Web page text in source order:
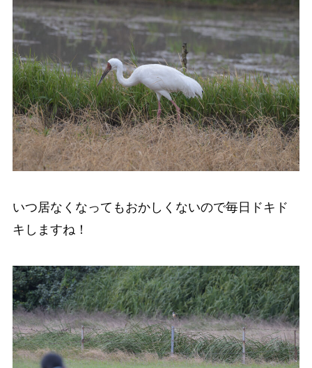
いつ居なくなってもおかしくないので毎日ドキド
キしますね！